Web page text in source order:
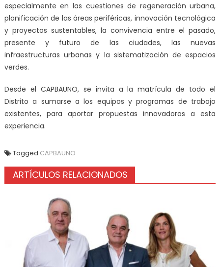
especialmente en las cuestiones de regeneración urbana,
planificación de las áreas periféricas, innovación tecnológica
y proyectos sustentables, la convivencia entre el pasado,
presente y futuro de las ciudades, las nuevas
infraestructuras urbanas y la sistematización de espacios
verdes.
Desde el CAPBAUNO, se invita a la matrícula de todo el
Distrito a sumarse a los equipos y programas de trabajo
existentes, para aportar propuestas innovadoras a esta
experiencia.
Tagged CAPBAUNO
ARTÍCULOS RELACIONADOS